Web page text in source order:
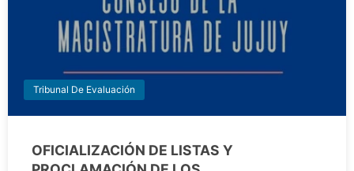
Tribunal De Evaluación
OFICIALIZACIÓN DE LISTAS Y